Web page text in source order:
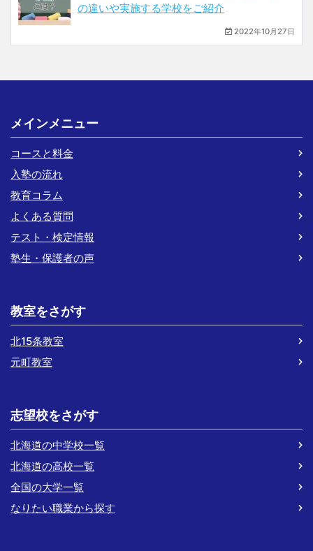
の違いや実施する学校をご紹介
2022年10月27日
メインメニュー
コースと料金
入塾の流れ
教育コラム
よくある質問
テスト・検定情報
塾生・保護者の声
教室をさがす
北15条教室
元町教室
志望校をさがす
北海道の中学校一覧
北海道の高校一覧
全国の大学一覧
なりたい職業から探す